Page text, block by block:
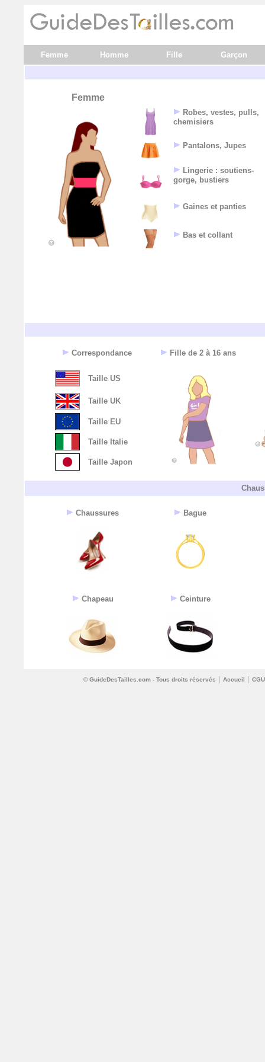
Femme Homme Fille Garçon
Femme
Robes, vestes, pulls,
chemisiers
Pantalons, Jupes
Lingerie : soutiens-
gorge, bustiers
Gaines et panties
Bas et collant
Correspondance Fille de 2 à 16 ans
Taille US
Taille UK
Taille EU
Taille Italie
Taille Japon
Chaussures Bague
Chapeau Ceinture
© GuideDesTailles.com - Tous droits réservés │ Accueil CGU